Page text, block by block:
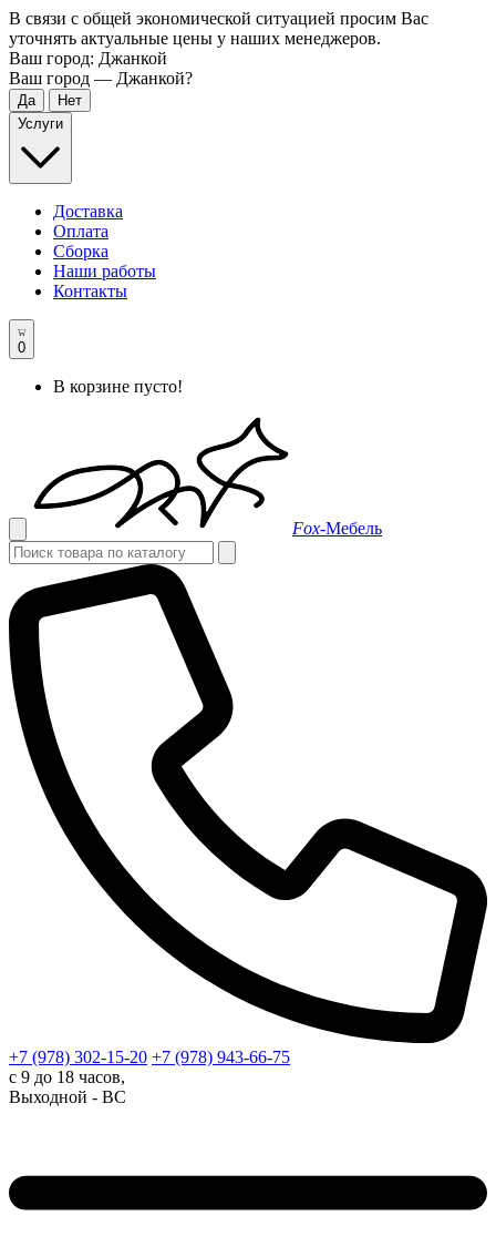
В связи с общей экономической ситуацией просим Вас
уточнять актуальные цены у наших менеджеров.
Ваш город: Джанкой
Ваш город — Джанкой?
Услуги
Доставка
Оплата
Сборка
Наши работы
Контакты
0
В корзине пусто!
Fox-Мебель
+7 (978) 302-15-20 +7 (978) 943-66-75
с 9 до 18 часов,
Выходной - ВС